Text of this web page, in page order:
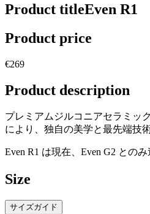
Product titleEven R1
Product price
€269
Product description
プレミアムジルコニアセラミッ
により、独自の美学と最先端技
Even R1 は現在、Even G2 との
Size
サイズガイド